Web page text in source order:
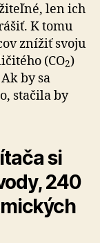
len ich
K tomu
znížiť svoju
(CO2)
by sa
stačila by
si
240